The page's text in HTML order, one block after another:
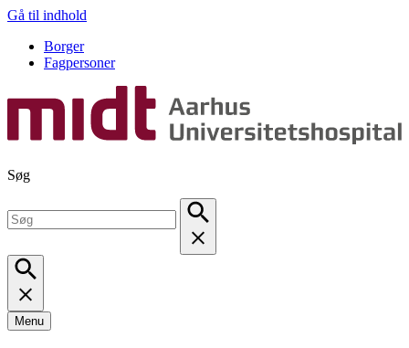
Gå til indhold
Borger
Fagpersoner
Søg
Menu